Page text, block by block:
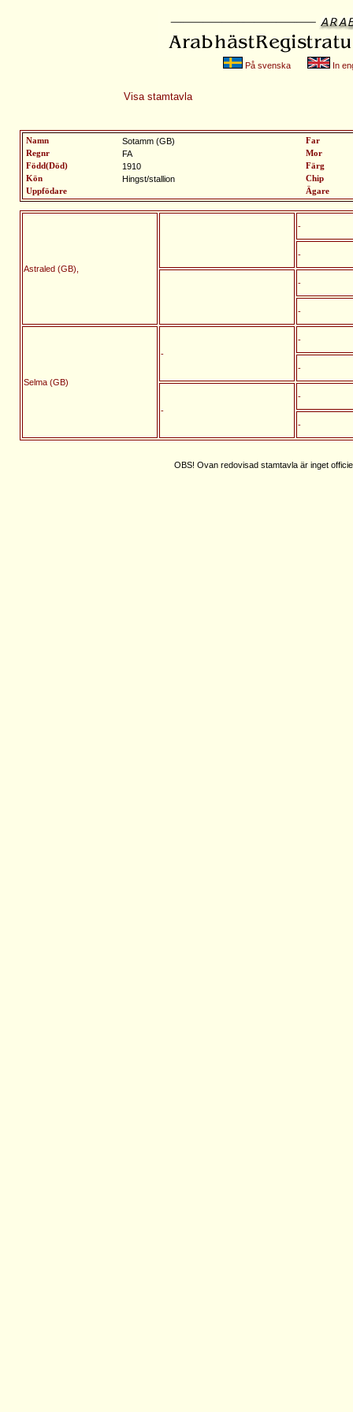
På svenska In
Visa stamtavla
Namn Sotamm (GB)
Far
Regnr
FA
Mor
Född(Död)
1910
Färg
Kön
Hingst/stallion
Chip
Uppfödare
Ägare
Astraled (GB),
-
-
-
-
Selma (GB)
-
-
-
-
-
-
OBS! Ovan redovisad stamtavla är inget